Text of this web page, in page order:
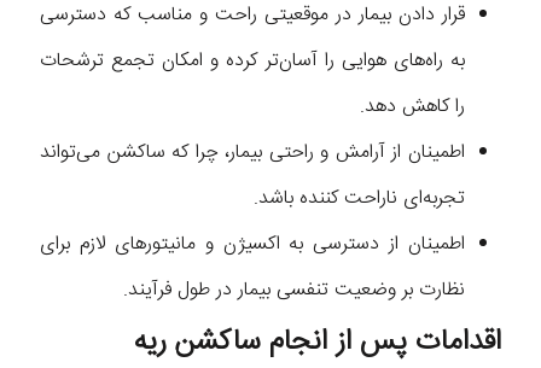
قرار دادن بیمار در موقعیتی راحت و مناسب که دسترسی
به راه‌های هوایی را آسان‌تر کرده و امکان تجمع ترشحات
را کاهش دهد.
اطمینان از آرامش و راحتی بیمار، چرا که ساکشن می‌تواند
تجربه‌ای ناراحت کننده باشد.
اطمینان از دسترسی به اکسیژن و مانیتورهای لازم برای
نظارت بر وضعیت تنفسی بیمار در طول فرآیند.
اقدامات پس از انجام ساکشن ریه